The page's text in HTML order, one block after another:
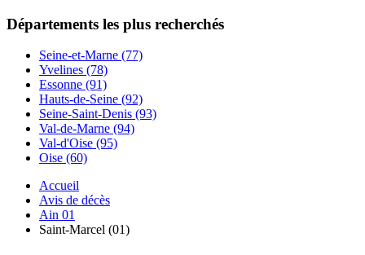
Départements les plus recherchés
Seine-et-Marne (77)
Yvelines (78)
Essonne (91)
Hauts-de-Seine (92)
Seine-Saint-Denis (93)
Val-de-Marne (94)
Val-d'Oise (95)
Oise (60)
Accueil
Avis de décès
Ain 01
Saint-Marcel (01)